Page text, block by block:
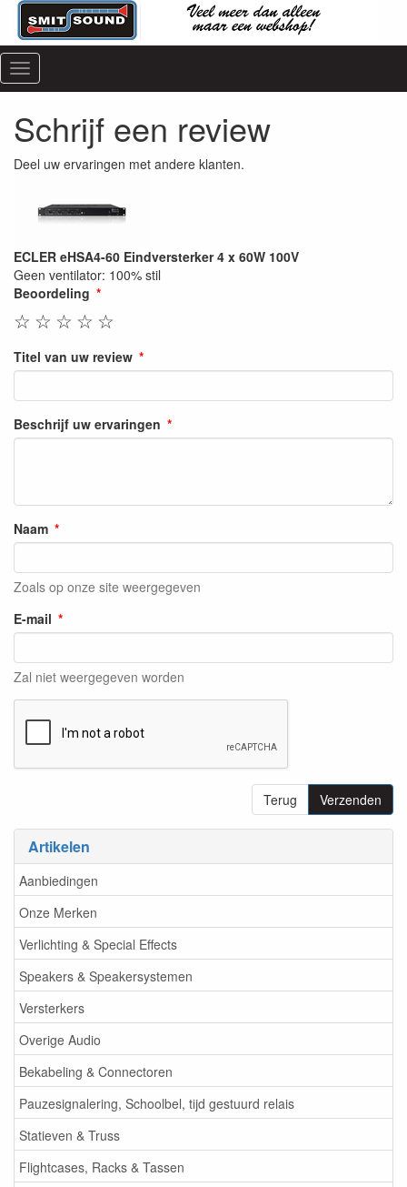
Menu
Artikelen
Aanbiedingen
Onze Merken
Verlichting & Special Effects
Speakers & Speakersystemen
Versterkers
Overige Audio
Bekabeling & Connectoren
Pauzesignalering, Schoolbel, tijd gestuurd relais
Statieven & Truss
Flightcases, Racks & Tassen
Schrijf een review
Deel uw ervaringen met andere klanten.
ECLER eHSA4-60 Eindversterker 4 x 60W 100V
Geen ventilator: 100% stil
Beoordeling
☆
☆
☆
☆
☆
Titel van uw review
Beschrijf uw ervaringen
Naam
Zoals op onze site weergegeven
E-mail
Zal niet weergegeven worden
Terug Verzenden